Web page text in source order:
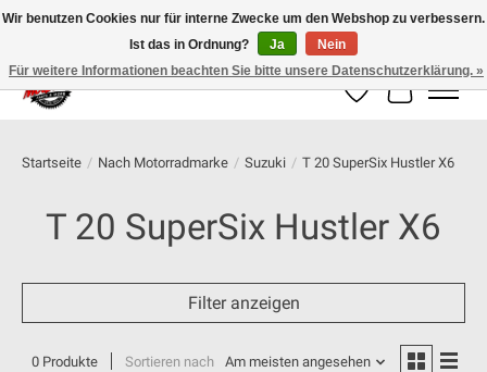
100% schweizer Onlineshop für Dein Motorrad
Wunschzettel
Ihr
Startseite / Nach Motorradmarke / Suzuki / T 20 SuperSix Hustler X6
T 20 SuperSix Hustler X6
Filter anzeigen
0 Produkte Sortieren nach Am meisten angesehen
Wir benutzen Cookies nur für interne Zwecke um den Webshop zu verbessern.
Ist das in Ordnung?
Ja
Nein
Für weitere Informationen beachten Sie bitte unsere Datenschutzerklärung. »